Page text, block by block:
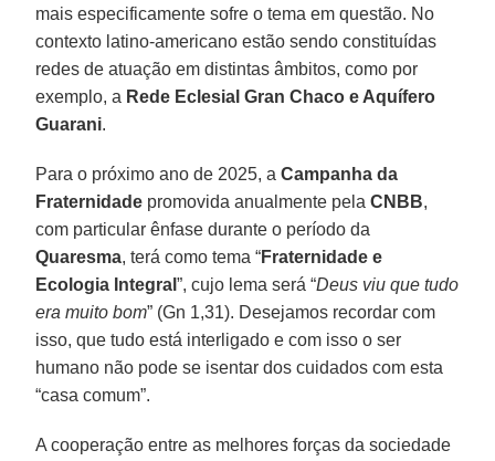
mais especificamente sofre o tema em questão. No
contexto latino-americano estão sendo constituídas
redes de atuação em distintas âmbitos, como por
exemplo, a Rede Eclesial Gran Chaco e Aquífero
Guarani.
Para o próximo ano de 2025, aCampanha da
Fraternidade promovida anualmente pelaCNBB,
com particular ênfase durante o período da
Quaresma, terá como tema “Fraternidade e
Ecologia Integral”, cujo lema será “Deus viu que tudo
era muito bom” (Gn 1,31). Desejamos recordar com
isso, que tudo está interligado e com isso o ser
humano não pode se isentar dos cuidados com esta
“casa comum”.
A cooperação entre as melhores forças da sociedade